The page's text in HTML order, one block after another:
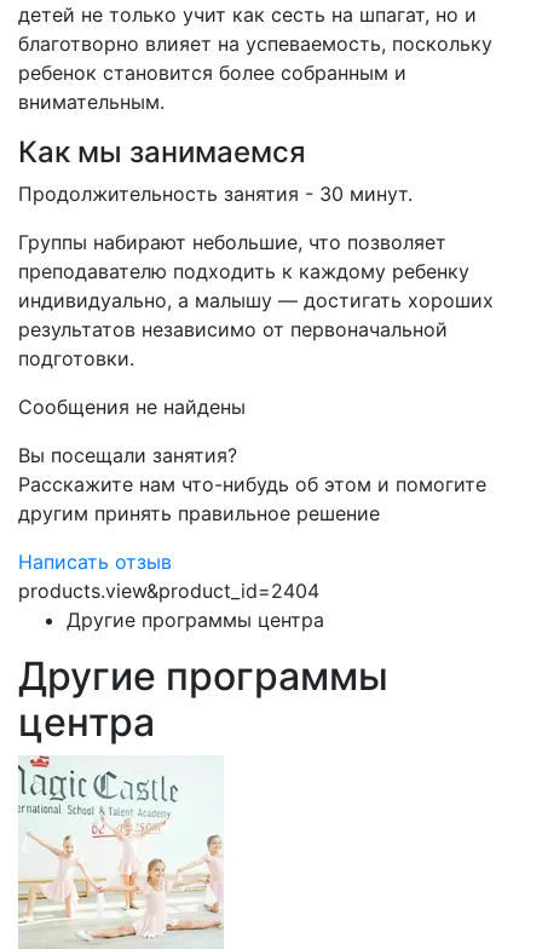
детей не только учит как сесть на шпагат, но и
благотворно влияет на успеваемость, поскольку
ребенок становится более собранным и
внимательным.
Как мы занимаемся
Продолжительность занятия - 30 минут.
Группы набирают небольшие, что позволяет
преподавателю подходить к каждому ребенку
индивидуально, а малышу — достигать хороших
результатов независимо от первоначальной
подготовки.
Сообщения не найдены
Вы посещали занятия?
Расскажите нам что-нибудь об этом и помогите
другим принять правильное решение
Написать отзыв
products.view&product_id=2404
Другие программы центра
Другие программы
центра